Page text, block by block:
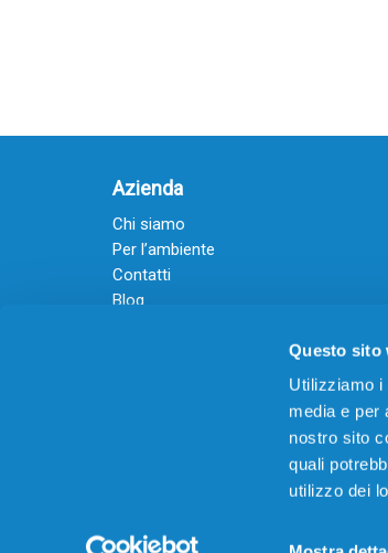
Questo sito
Utilizziamo i
media e per
nostro sito
quali
utilizzo dei
Azienda
Chi siamo
Per l’ambiente
Contatti
Blog
Guadagna con il Dropship
Powered by